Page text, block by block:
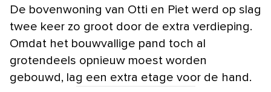
De bovenwoning van Otti en Piet werd op slag
twee keer zo groot door de extra verdieping.
Omdat het bouwvallige pand toch al
grotendeels opnieuw moest worden
gebouwd, lag een extra etage voor de hand.